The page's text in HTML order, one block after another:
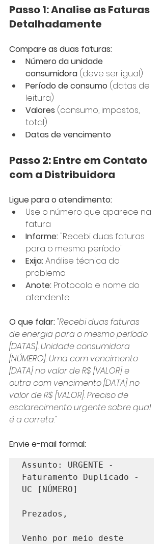
Passo 1: Analise as Faturas
Detalhadamente
Compare as duas faturas:
Número da unidade
consumidora (deve ser igual)
Período de consumo (datas de
leitura)
Valores (consumo, impostos,
total)
Datas de vencimento
Passo 2: Entre em Contato
com a Distribuidora
Ligue para o atendimento:
Use o número que aparece na
fatura
Informe: "Recebi duas faturas
para o mesmo período"
Exija: Análise técnica do
problema
Anote: Protocolo e nome do
atendente
O que falar:"Recebi duas faturas
de energia para o mesmo período
[DATAS]. Unidade consumidora
[NÚMERO]. Uma com vencimento
[DATA] no valor de R$ [VALOR] e
outra com vencimento [DATA] no
valor de R$ [VALOR]. Preciso de
esclarecimento urgente sobre qual
é a correta."
Envie e-mail formal:
Assunto: URGENTE -
Faturamento Duplicado -
UC [NÚMERO]
Prezados,
Venho por meio deste